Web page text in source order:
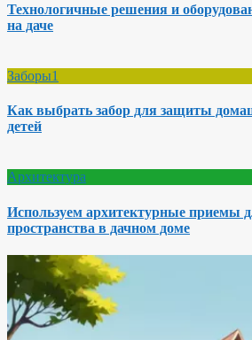
Технологичные решения и
на даче
Заборы1
Как выбрать забор для защиты
детей
Архитектура
Используем архитектурные приемы
пространства в дачном доме